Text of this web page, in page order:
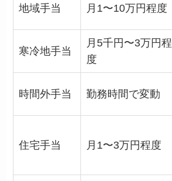
地域手当 月1〜10万円程度
寒冷地手当
月5千円〜3万円程
度
時間外手当 勤務時間で変動
住宅手当 月1〜3万円程度